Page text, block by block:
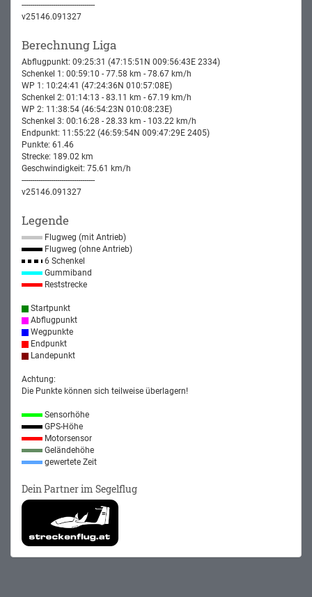
-----------------------------------
v25146.091327
Berechnung Liga
Abflugpunkt: 09:25:31 (47:15:51N 009:56:43E 2334)
Schenkel 1: 00:59:10 - 77.58 km - 78.67 km/h
WP 1: 10:24:41 (47:24:36N 010:57:08E)
Schenkel 2: 01:14:13 - 83.11 km - 67.19 km/h
WP 2: 11:38:54 (46:54:23N 010:08:23E)
Schenkel 3: 00:16:28 - 28.33 km - 103.22 km/h
Endpunkt: 11:55:22 (46:59:54N 009:47:29E 2405)
Punkte: 61.46
Strecke: 189.02 km
Geschwindigkeit: 75.61 km/h
-----------------------------------
v25146.091327
Legende
Flugweg (mit Antrieb)
Flugweg (ohne Antrieb)
6 Schenkel
Gummiband
Reststrecke
Startpunkt
Abflugpunkt
Wegpunkte
Endpunkt
Landepunkt
Achtung:
Die Punkte können sich teilweise überlagern!
Sensorhöhe
GPS-Höhe
Motorsensor
Geländehöhe
gewertete Zeit
Dein Partner im Segelflug